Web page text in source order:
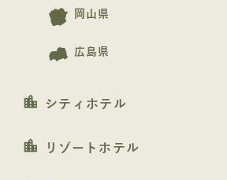
岡山県
広島県
location_city シティホテル
location_city リゾートホテル